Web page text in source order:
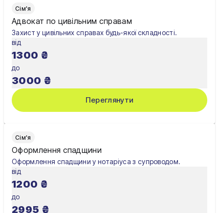
Чернівці
Чернігів
Київ
Львів
Сім'я
Адвокат по цивільним справам
Захист у цивільних справах будь-якої складності.
від
1300 ₴
до
3000 ₴
Переглянути
Сім'я
Оформлення спадщини
Оформлення спадщини у нотаріуса з супроводом.
від
1200 ₴
до
2995 ₴